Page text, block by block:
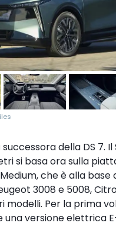
successora della DS 7.
si basa ora sulla
che è alla base
3008 e 5008,
modelli. Per la prima
versione elettrica